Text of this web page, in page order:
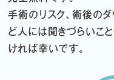
手術のリスク、術後の
ど 人には聞きづらいこ
ければ幸いです。